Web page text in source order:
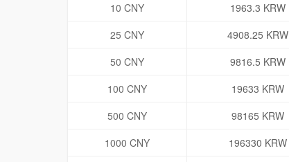
10 CNY
1963.3 KRW
25 CNY
4908.25 KRW
50 CNY
9816.5 KRW
100 CNY
19633 KRW
500 CNY
98165 KRW
1000 CNY
196330 KRW